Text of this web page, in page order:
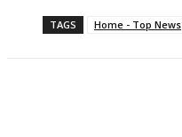
TAGS Home - Top News